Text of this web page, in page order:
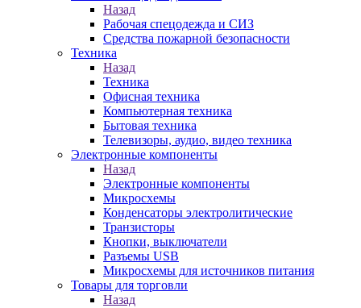
Назад
Рабочая спецодежда и СИЗ
Средства пожарной безопасности
Техника
Назад
Техника
Офисная техника
Компьютерная техника
Бытовая техника
Телевизоры, аудио, видео техника
Электронные компоненты
Назад
Электронные компоненты
Микросхемы
Конденсаторы электролитические
Транзисторы
Кнопки, выключатели
Разъемы USB
Микросхемы для источников питания
Товары для торговли
Назад